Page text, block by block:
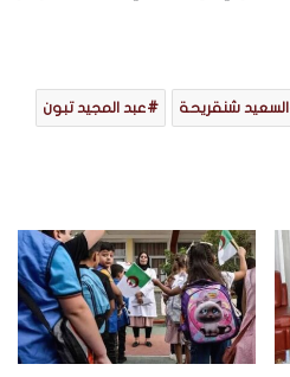
السعيد شنقريحة عبد المجيد تبون